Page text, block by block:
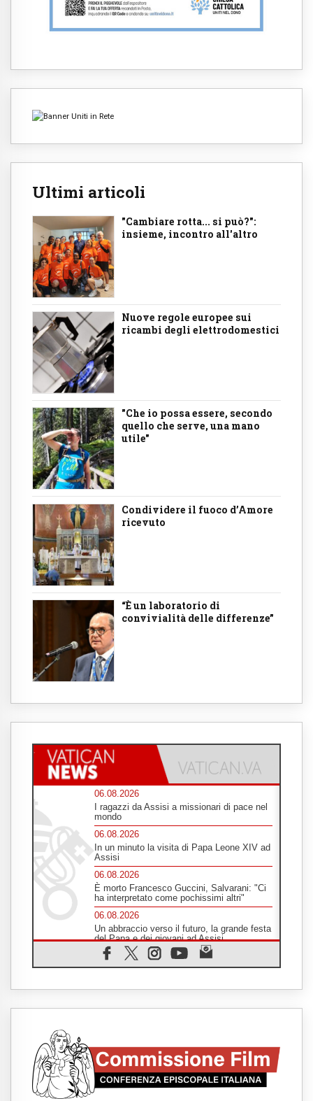
Ultimi articoli
"Cambiare rotta... si può?":
insieme, incontro all'altro
Nuove regole europee sui
ricambi degli elettrodomestici
"Che io possa essere, secondo
quello che serve, una mano
utile"
Condividere il fuoco d’Amore
ricevuto
“È un laboratorio di
convivialità delle differenze”
06.08.2026
I ragazzi da Assisi a missionari di pace nel
mondo
06.08.2026
In un minuto la visita di Papa Leone XIV ad
Assisi
06.08.2026
È morto Francesco Guccini, Salvarani: "Ci
ha interpretato come pochissimi altri"
06.08.2026
Un abbraccio verso il futuro, la grande festa
del Papa e dei giovani ad Assisi
06.08.2026
Il grazie dei giovani al Papa: "Oggi ci
Leone XIV: la rivoluzione del Vangelo
06.08.2026
Fra Marco Vianelli: alla scuola di san
Francesco per imparare il Vangelo della
pace